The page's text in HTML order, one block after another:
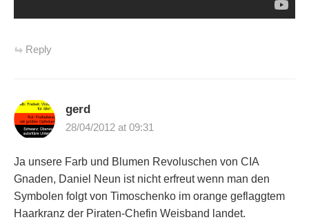
Reply
gerd
28/04/2012 at 09:31
Ja unsere Farb und Blumen Revoluschen von CIA
Gnaden, Daniel Neun ist nicht erfreut wenn man den
Symbolen folgt von Timoschenko im orange geflaggtem
Haarkranz der Piraten-Chefin Weisband landet.